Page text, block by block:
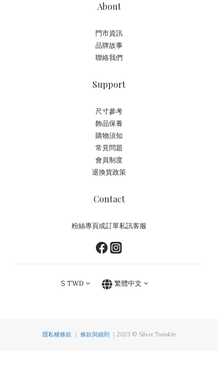
About
門市資訊
品牌故事
聯絡我們
Support
尺寸參考
飾品保養
購物須知
常見問題
會員制度
退換貨政策
Contact
粉絲專頁或訂單私訊客服
$ TWD 繁體中文
隱私權條款 ｜ 條款與細則 ｜2023 © Silver Twinkle